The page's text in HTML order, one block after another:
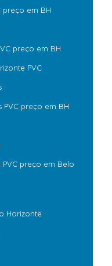
preço em BH
preço em BH
PVC
preço em BH
PVC preço em Belo
Horizonte